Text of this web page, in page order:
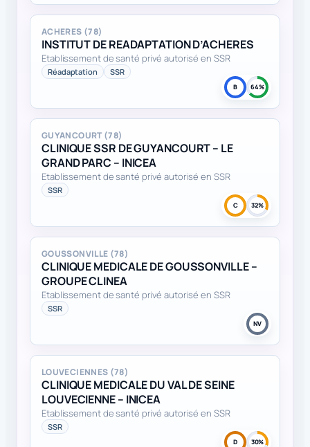
ACHERES (78)
INSTITUT DE READAPTATION D’ACHERES
Etablissement de santé privé autorisé en SSR
Réadaptation SSR
B 64%
GUYANCOURT (78)
CLINIQUE SSR DE GUYANCOURT – LE
GRAND PARC – INICEA
Etablissement de santé privé autorisé en SSR
SSR
C 32%
GOUSSONVILLE (78)
CLINIQUE MEDICALE DE GOUSSONVILLE –
GROUPE CLINEA
Etablissement de santé privé autorisé en SSR
SSR
NV
LOUVECIENNES (78)
CLINIQUE MEDICALE DU VAL DE SEINE
LOUVECIENNE – INICEA
Etablissement de santé privé autorisé en SSR
SSR
D 30%